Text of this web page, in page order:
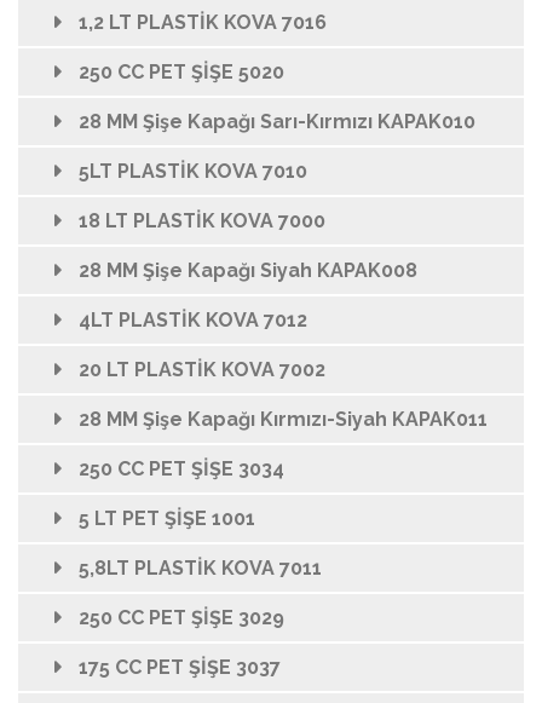
1,2 LT PLASTİK KOVA 7016
250 CC PET ŞİŞE 5020
28 MM Şişe Kapağı Sarı-Kırmızı KAPAK010
5LT PLASTİK KOVA 7010
18 LT PLASTİK KOVA 7000
28 MM Şişe Kapağı Siyah KAPAK008
4LT PLASTİK KOVA 7012
20 LT PLASTİK KOVA 7002
28 MM Şişe Kapağı Kırmızı-Siyah KAPAK011
250 CC PET ŞİŞE 3034
5 LT PET ŞİŞE 1001
5,8LT PLASTİK KOVA 7011
250 CC PET ŞİŞE 3029
175 CC PET ŞİŞE 3037